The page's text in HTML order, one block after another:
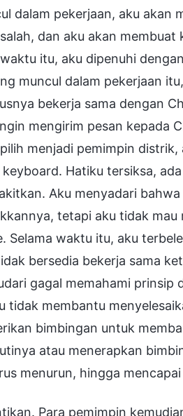
dalam pekerjaan, aku akan
dan aku akan
itu, aku dipenuhi
muncul dalam pekerjaan
bekerja sama dengan
mengirim pesan kepada
menjadi pemimpin distrik,
Hatiku tersiksa,
Aku menyadari
tetapi aku tidak
Selama waktu itu, aku
bersedia bekerja sama
gagal memahami prinsip
tidak membantu
bimbingan untuk
atau menerapkan
menurun, hingga
Para pemimpin